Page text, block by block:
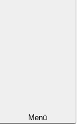
Menü